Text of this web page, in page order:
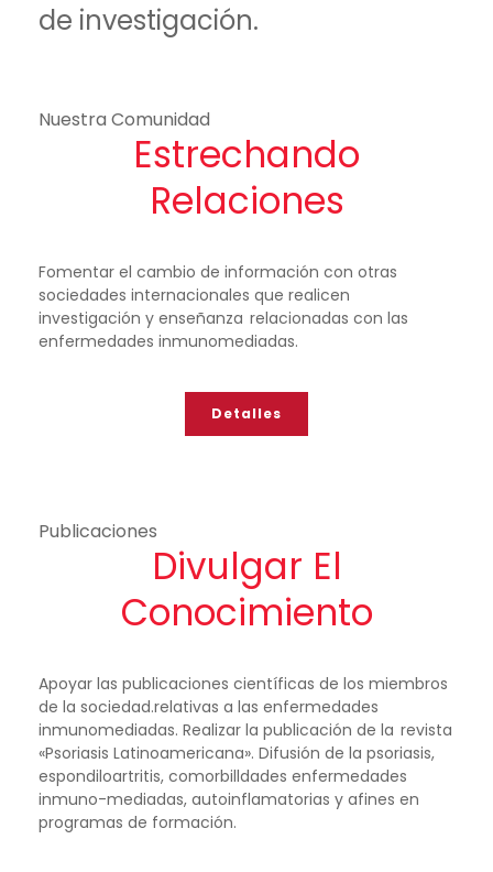
de investigación.
Nuestra Comunidad
Estrechando
Relaciones
Fomentar el cambio de información con otras
sociedades internacionales que realicen
investigación y enseñanza relacionadas con las
enfermedades inmunomediadas.
Detalles
Publicaciones
Divulgar El
Conocimiento
Apoyar las publicaciones científicas de los miembros
de la sociedad.relativas a las enfermedades
inmunomediadas. Realizar la publicación de la revista
«Psoriasis Latinoamericana». Difusión de la psoriasis,
espondiloartritis, comorbilldades enfermedades
inmuno-mediadas, autoinflamatorias y afines en
programas de formación.